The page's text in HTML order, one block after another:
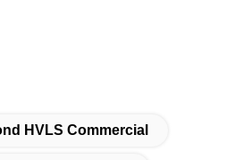
HVLS Commercial